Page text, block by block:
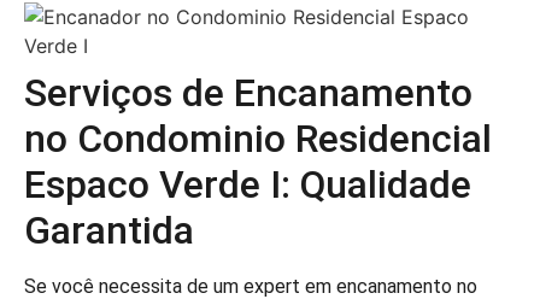
Serviços de Encanamento
no Condominio Residencial
Espaco Verde I: Qualidade
Garantida
Se você necessita de um expert em encanamento no